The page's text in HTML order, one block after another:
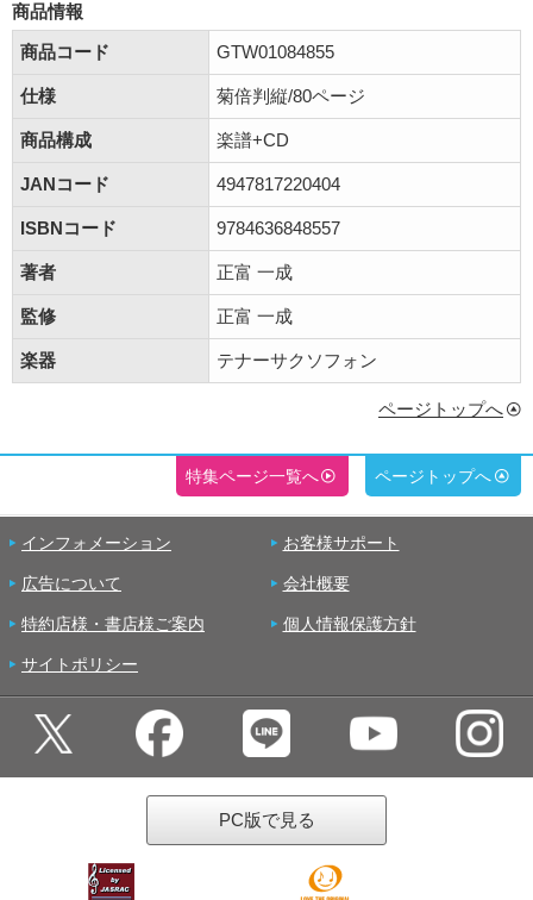
商品情報
商品コード
GTW01084855
仕様 菊倍判縦/80ページ
商品構成 楽譜+CD
JANコード 4947817220404
ISBNコード 9784636848557
著者 正富 一成
監修 正富 一成
楽器 テナーサクソフォン
ページトップへ
特集ページ一覧へ ページトップへ
インフォメーション お客様サポート
広告について 会社概要
特約店様・書店様ご案内 個人情報保護方針
サイトポリシー
PC版で見る